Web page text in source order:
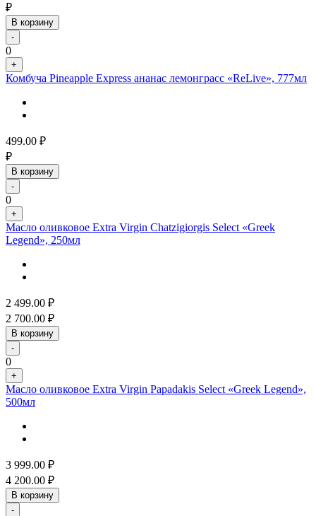
₽
В корзину
-
0
+
Комбуча Pineapple Express ананас лемонграсс «ReLive», 777мл
499.00 ₽
₽
В корзину
-
0
+
Масло оливковое Extra Virgin Chatzigiorgis Select «Greek
Legend», 250мл
2 499.00 ₽
2 700.00 ₽
В корзину
-
0
+
Масло оливковое Extra Virgin Papadakis Select «Greek Legend»,
500мл
3 999.00 ₽
4 200.00 ₽
В корзину
-